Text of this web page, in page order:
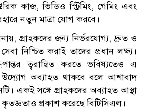
কাজ, ভিডিও স্ট্রিমিং, গেমিং এবং
নতুন মাত্রা যোগ করবে।
গ্রাহকদের জন্য নির্ভরযোগ্য, দ্রুত ও
নিশ্চিত করাই তাদের প্রধান লক্ষ্য।
ত্বরান্বিত করতে ভবিষ্যতেও এ
উদ্যোগ অব্যাহত থাকবে বলে আশাবাদ
একই সঙ্গে গ্রাহকদের অব্যাহত আস্থা
প্রকাশ করেছে বিটিসিএল।